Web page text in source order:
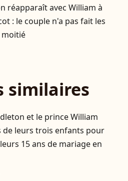
réapparaît avec William à
: le couple n'a pas fait les
moitié
similaires
et le prince William
de leurs trois enfants pour
15 ans de mariage en